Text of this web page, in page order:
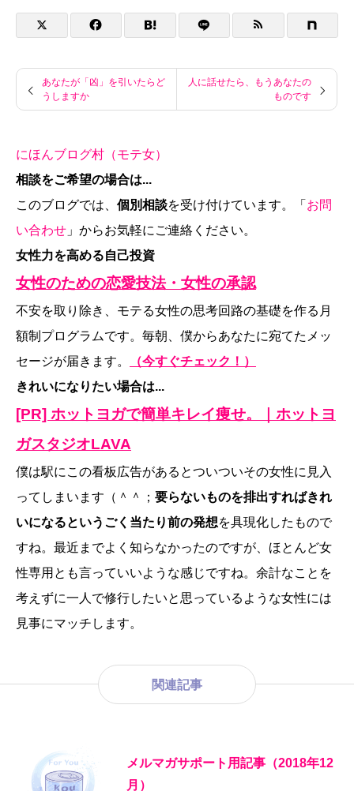
あなたが「凶」を引いたらど
うしますか
人に話せたら、もうあなたの
ものです
にほんブログ村（モテ女）
相談をご希望の場合は...
このブログでは、 個別相談を受け付けています。「 お問
い合わせ 」からお気軽にご連絡ください。
女性力を高める自己投資
女性のための恋愛技法・女性の承認
不安を取り除き、モテる女性の思考回路の基礎を作る月
額制プログラムです。毎朝、僕からあなたに宛てたメッ
セージが届きます。
（今すぐチェック！）
きれいになりたい場合は...
[PR] ホットヨガで簡単キレイ痩せ。｜ホットヨ
ガスタジオLAVA
僕は駅にこの看板広告があるとついついその女性に見入
ってしまいます（＾＾； 要らないものを排出すればきれ
いになるというごく当たり前の発想を具現化したもので
すね。最近までよく知らなかったのですが、ほとんど女
性専用とも言っていいような感じですね。余計なことを
考えずに一人で修行したいと思っているような女性には
見事にマッチします。
関連記事
メルマガサポート用記事（2018年12
月）